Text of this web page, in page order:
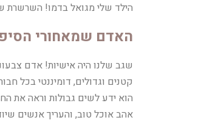
הילד שלי מגואל בדמו! השרשרת
האדם שמאחורי
שגב שלנו היה אישיות! אדם
קטנים וגדולים, דומיננטי בכל
הוא ידע לשים גבולות וראה את
אהב אוכל טוב, והעריך אנשים